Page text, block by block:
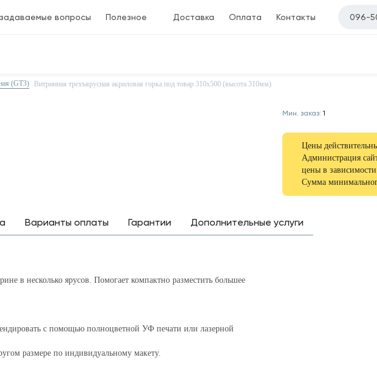
вопросы Полезное Доставка Оплата Контакты 096-
(GT3) Витринная трехъярусная акриловая горка под товар 310х500 (высота 310мм)
Мин. заказ: 1
Цены
Администрация
цены в
Сумма
Варианты оплаты Гарантии Дополнительные услуги
в несколько ярусов. Помогает компактно разместить большее
с помощью полноцветной УФ печати или лазерной
размере по индивидуальному макету.